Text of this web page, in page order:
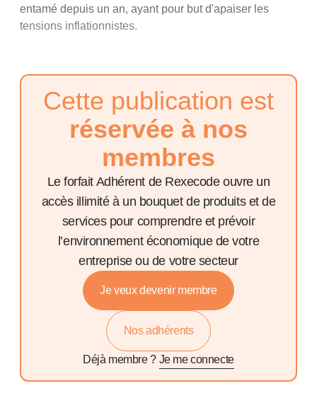
entamé depuis un an, ayant pour but d'apaiser les
tensions inflationnistes.
Cette publication est
réservée à nos
membres
Le forfait Adhérent de Rexecode ouvre un
accès illimité à un bouquet de produits et de
services pour comprendre et prévoir
l’environnement économique de votre
entreprise ou de votre secteur
Je veux devenir membre
Nos adhérents
Déjà membre ? Je me connecte